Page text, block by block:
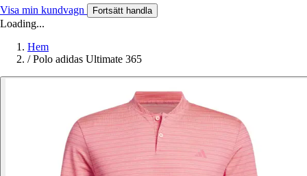
Visa min kundvagn Fortsätt handla
Loading...
Hem
/ Polo adidas Ultimate 365